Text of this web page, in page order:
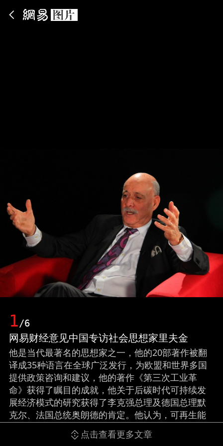
1/6
网易财经意见中国专访社会思想家里夫金
他是当代最著名的思想家之一，他的20部著作被翻
译成35种语言在全球广泛发行，为欧盟和世界多国
提供政策咨询和建议，他的著作《第三次工业革
命》获得了瞩目的成就，他关于后碳时代可持续发
展经济模式的研究获得了李克强总理及德国总理默
克尔、法国总统奥朗德的肯定。他认为，可再生能
源和互联网技术结合起来的革命将改变整个世界。
网易财经意见中国专访社会思想家杰里米•里夫金
点击查看更多文章